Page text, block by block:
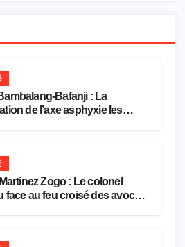
Bafanji : La
de l’axe asphyxie les
Zogo : Le colonel
face au feu croisé des avocats